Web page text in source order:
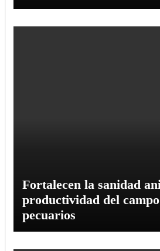
Fortalecen la sanidad
productividad del
pecuarios